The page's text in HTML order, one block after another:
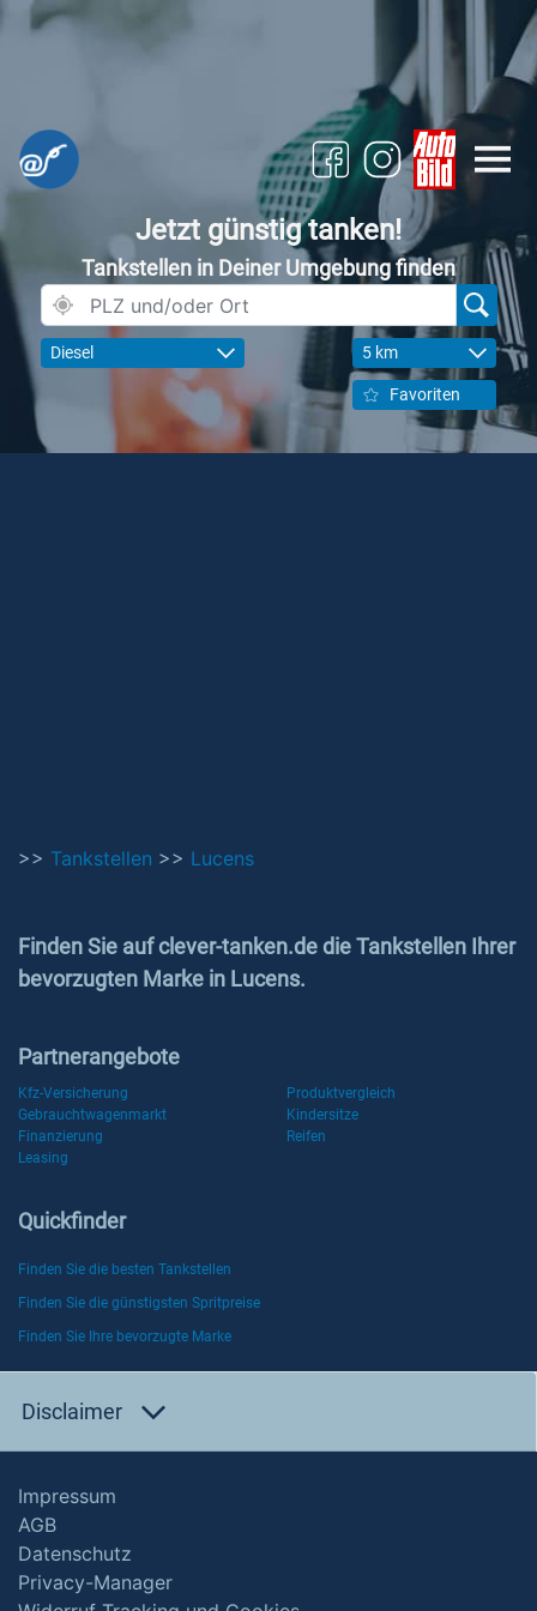
Jetzt günstig tanken!
Tankstellen in Deiner Umgebung finden
Diesel 5 km
Favoriten
>> Tankstellen >> Lucens
Finden Sie auf clever-tanken.de die Tankstellen Ihrer
bevorzugten Marke in Lucens.
Partnerangebote
Kfz-Versicherung
Produktvergleich
Gebrauchtwagenmarkt
Kindersitze
Finanzierung
Reifen
Leasing
Quickfinder
Finden Sie die besten Tankstellen
Finden Sie die günstigsten Spritpreise
Finden Sie Ihre bevorzugte Marke
Disclaimer
Impressum
AGB
Datenschutz
Privacy-Manager